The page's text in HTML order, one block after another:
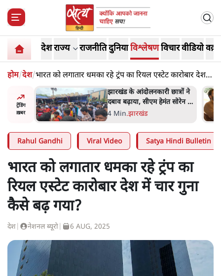
देशराज्य राजनीतिदुनियाविश्लेषणविचारवीडियो
होम/देश/भारत को लगातार धमका रहे ट्रंप का रियल एस्टेट कारोबार देश में
चार गुना कैसे बढ़ गया?
ट्रेंडिंग
ख़बर
ने
सोरेन का
कॉकरोच जनता पार्टी ने की
देशव्यापी अभियान की घोषणा-
'क्या बोलती पब्लिक'
4 Min.देश
Rahul Gandhi Viral Video Satya Hindi Bulletin
भारत को लगातार धमका रहे ट्रंप का
रियल एस्टेट कारोबार देश में चार गुना
कैसे बढ़ गया?
देश नेशनल ब्यूरो 6 AUG, 2025